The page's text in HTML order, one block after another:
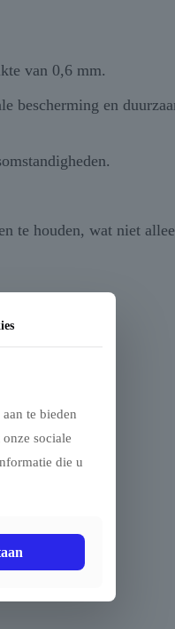
van 0,6 mm.
en
te houden, wat niet
te bieden
sociale
die u